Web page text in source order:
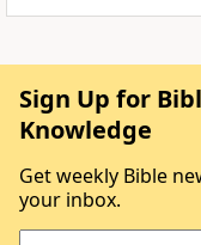
Sign Up for
Knowledge
Get weekly Bible
your inbox.